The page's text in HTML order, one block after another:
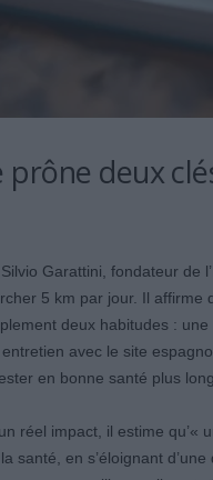
prône deux
Garattini, fondateur de
5 km par jour. Il affirme
deux habitudes :
avec le site
en bonne santé plus
réel impact, il estime qu’«
santé, en s’éloignant